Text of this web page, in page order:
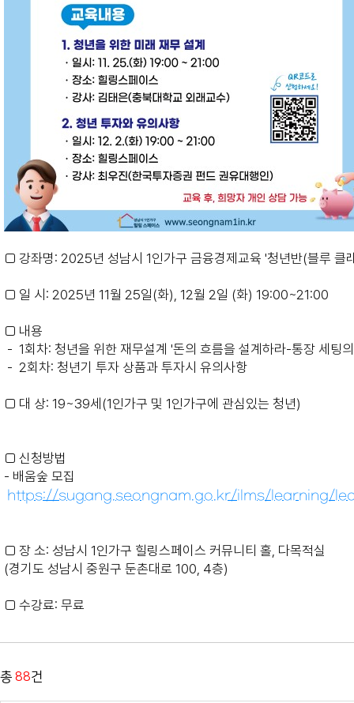
□ 강좌명: 2025년 성남시 1인가구 금융경제교육 '청년반(블루 클
□ 일 시: 2025년 11월 25일(화), 12월 2일 (화) 19:00~21:00
□ 내용
- 1회차: 청년을 위한 재무설계 '돈의 흐름을 설계하라-통장 세팅
- 2회차: 청년기 투자 상품과 투자시 유의사항
□ 대 상: 19~39세(1인가구 및 1인가구에 관심있는 청년)
□ 신청방법
- 배움숲 모집
https://sugang.seongnam.go.kr/ilms/learning/
□ 장 소: 성남시 1인가구 힐링스페이스 커뮤니티 홀, 다목적실
(경기도 성남시 중원구 둔촌대로 100, 4층)
□ 수강료: 무료
총 88건